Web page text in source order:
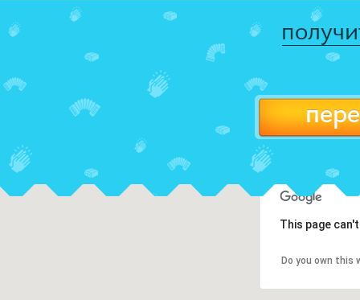
This page
Do you own this